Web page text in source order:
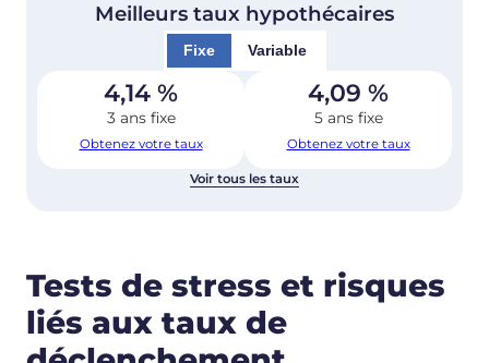
Meilleurs taux hypothécaires
Fixe Variable
4,14 %
3 ans fixe
Obtenez votre taux
4,09 %
5 ans fixe
Obtenez votre taux
Voir tous les taux
Tests de stress et risques
liés aux taux de